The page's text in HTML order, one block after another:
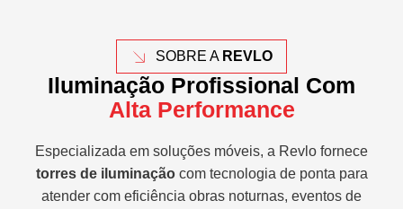
SOBRE A REVLO
Iluminação Profissional Com
Alta Performance
Especializada em soluções móveis, a Revlo fornece
torres de iluminaçãocom tecnologia de ponta para
atender com eficiência obras noturnas, eventos de